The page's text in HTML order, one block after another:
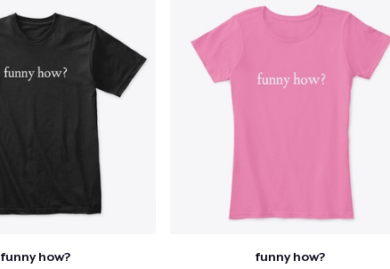
funny how? funny how?